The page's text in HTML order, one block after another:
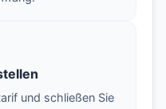
und schließen Sie